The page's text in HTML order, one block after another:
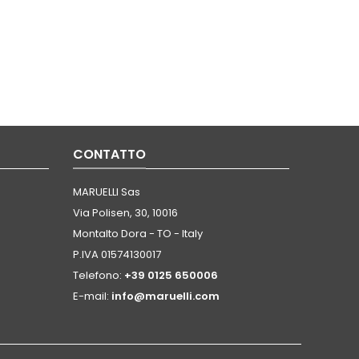
CONTATTO
MARUELLI Sas
Via Polisen, 30, 10016
Montalto Dora - TO - Italy
P.IVA 01574130017
Telefono: +39 0125 650006
E-mail: info@maruelli.com